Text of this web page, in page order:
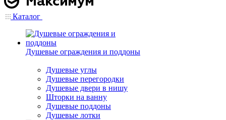
Каталог
Душевые ограждения и поддоны
Душевые углы
Душевые перегородки
Душевые двери в нишу
Шторки на ванну
Душевые поддоны
Душевые лотки